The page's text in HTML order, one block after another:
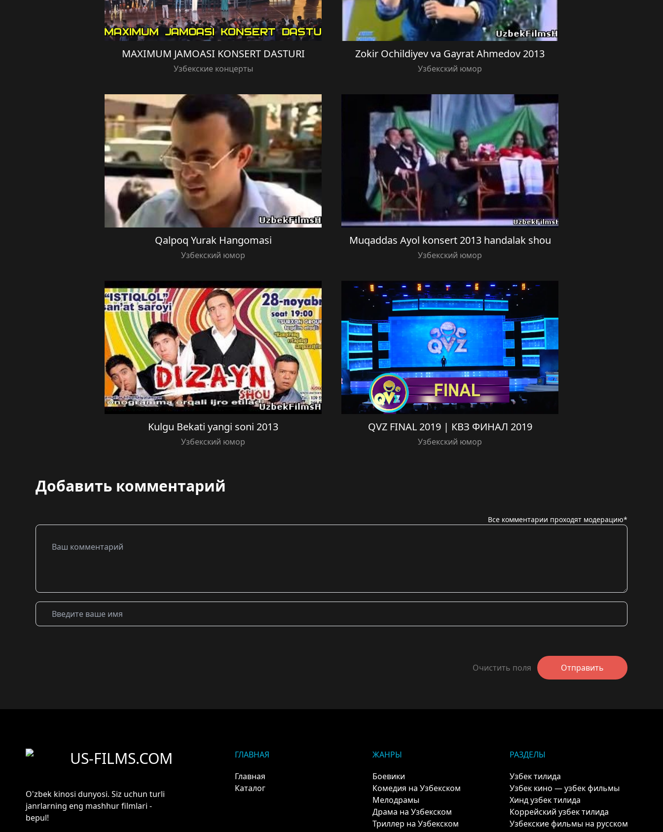
MAXIMUM JAMOASI KONSERT DASTURI
Узбекские концерты
Zokir Ochildiyev va Gayrat Ahmedov 2013
Узбекский юмор
Qalpoq Yurak Hangomasi
Узбекский юмор
Muqaddas Ayol konsert 2013 handalak shou
Узбекский юмор
Kulgu Bekati yangi soni 2013
Узбекский юмор
QVZ FINAL 2019 | КВЗ ФИНАЛ 2019
Узбекский юмор
Добавить комментарий
Все комментарии проходят модерацию*
Очистить поля Отправить
US-FILMS.COM
O'zbek kinosi dunyosi. Siz uchun turli
janrlarning eng mashhur filmlari -
bepul!
ГЛАВНАЯ
Главная
Каталог
ЖАНРЫ
Боевики
Комедия на Узбекском
Мелодрамы
Драма на Узбекском
Триллер на Узбекском
РАЗДЕЛЫ
Узбек тилида
Узбек кино — узбек фильмы
Хинд узбек тилида
Коррейский узбек тилида
Узбекские фильмы на русском